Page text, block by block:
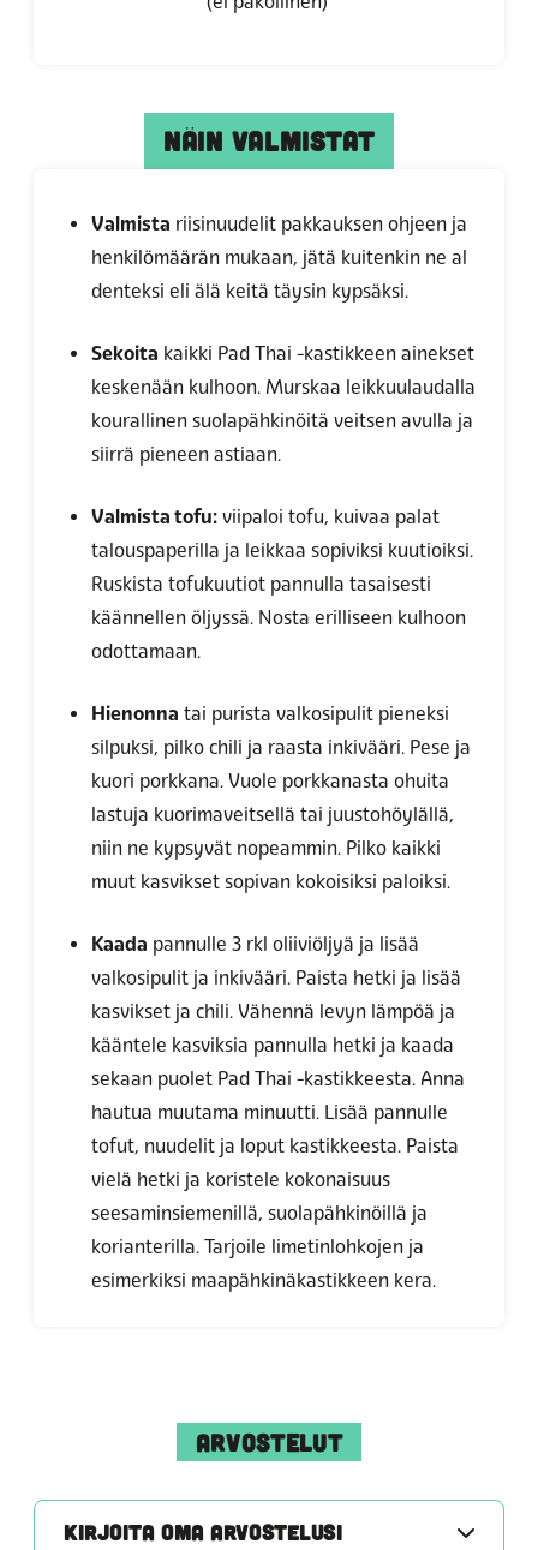
NÄIN VALMISTAT
Valmista riisinuudelit pakkauksen ohjeen ja
henkilömäärän mukaan, jätä kuitenkin ne al
denteksi eli älä keitä täysin kypsäksi.
Sekoita kaikki Pad Thai -kastikkeen ainekset
keskenään kulhoon. Murskaa leikkuulaudalla
kourallinen suolapähkinöitä veitsen avulla ja
siirrä pieneen astiaan.
Valmista tofu: viipaloi tofu, kuivaa palat
talouspaperilla ja leikkaa sopiviksi kuutioiksi.
Ruskista tofukuutiot pannulla tasaisesti
käännellen öljyssä. Nosta erilliseen kulhoon
odottamaan.
Hienonna tai purista valkosipulit pieneksi
silpuksi, pilko chili ja raasta inkivääri. Pese ja
kuori porkkana. Vuole porkkanasta ohuita
lastuja kuorimaveitsellä tai juustohöylällä,
niin ne kypsyvät nopeammin. Pilko kaikki
muut kasvikset sopivan kokoisiksi paloiksi.
Kaada pannulle 3 rkl oliiviöljyä ja lisää
valkosipulit ja inkivääri. Paista hetki ja lisää
kasvikset ja chili. Vähennä levyn lämpöä ja
kääntele kasviksia pannulla hetki ja kaada
sekaan puolet Pad Thai -kastikkeesta. Anna
hautua muutama minuutti. Lisää pannulle
tofut, nuudelit ja loput kastikkeesta. Paista
vielä hetki ja koristele kokonaisuus
seesaminsiemenillä, suolapähkinöillä ja
korianterilla. Tarjoile limetinlohkojen ja
esimerkiksi maapähkinäkastikkeen kera.
ARVOSTELUT
KIRJOITA OMA ARVOSTELUSI